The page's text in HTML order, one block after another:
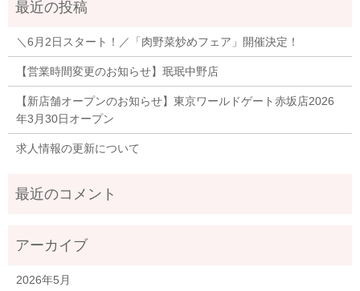
＼6月2日スタート！／「肉野菜炒めフェア」開催決定！
【営業時間変更のお知らせ】珉珉中野店
【新店舗オープンのお知らせ】東京ワールドゲート赤坂店2026
年3月30日オープン
求人情報の更新について
2026年5月